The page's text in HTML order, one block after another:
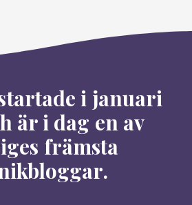
i januari
är i dag en av
främsta